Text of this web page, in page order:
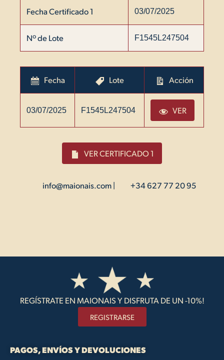
Fecha Certificado 1 03/07/2025
Nº de Lote F1545L247504
Fecha Lote Acción
03/07/2025 F1545L247504 VER
VER CERTIFICADO 1
info@maionais.com| +34 627 77 20 95
REGÍSTRATE EN MAIONAIS Y DISFRUTA DE UN -10%!
REGISTRARSE
PAGOS, ENVÍOS Y DEVOLUCIONES